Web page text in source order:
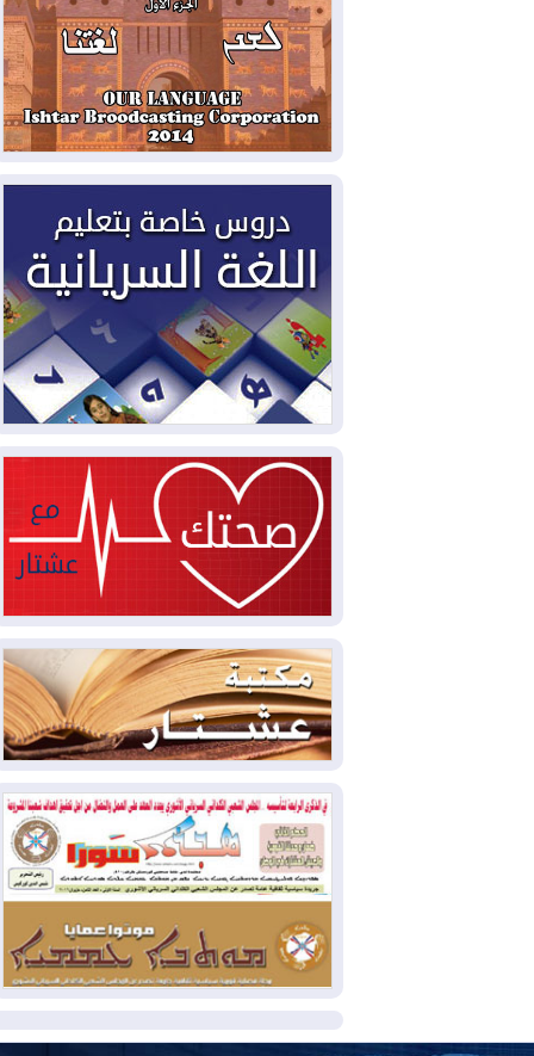
2026-08-04بيترو يشكو تزوير الانتخابات
الرئاسية ويحذر من "حرب أهلية" في
كولومبيا
2026-08-03رئيس إقليم كوردستان في
2026-08-03العراق يؤكد مجدداً التزامه
بمنع الهجمات على الدول المجاورة
2026-08-03العجز والاقتراض يطوقان
المالية العراقية.. اقتراض يتجاوز 3 تريليونات
دينار!
2026-08-03كوبا تغرق في الظلام مجددا
2026-08-03
أوامر بإجلاء 60 ألف شخص
بسبب الحرائق في ولاية واشنطن
2026-08-02
مشروع "حسابي" يُمهل
الموظفين حتى نهاية أغسطس لاستلام
بطاقاتهم المصرفية
2026-08-02دمشق وعمّان تحذران بغداد:
أي هجوم من أراضي العراق سيواجه برد
2026-08-02ترامب: الولايات المتحدة
وإسرائيل تعلقان شن ضربات على إيران
2026-08-01
تقرير: الولايات المتحدة تسحب
منظومة باتريوت الدفاعية من أربيل
2026-08-01
النفط: اتفاقية ثلاثية لاستئناف
التصدير عبر جيهان بطاقة 750 ألف برميل
يومياً
المزيد